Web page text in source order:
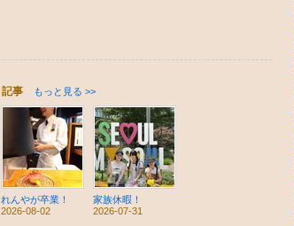
事 もっと見る >>
れんやが卒業！
2026-08-02
家族休暇！
2026-07-31